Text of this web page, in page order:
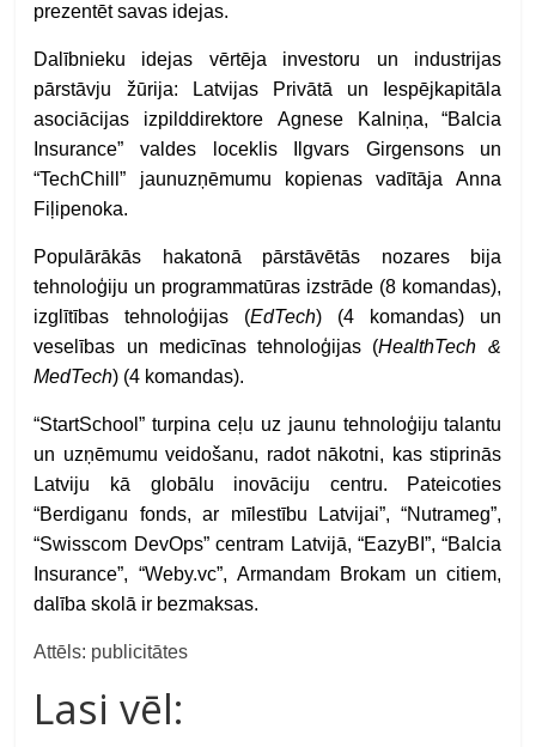
prezentēt savas idejas.
Dalībnieku idejas vērtēja investoru un industrijas
pārstāvju žūrija: Latvijas Privātā un Iespējkapitāla
asociācijas izpilddirektore Agnese Kalniņa, “Balcia
Insurance” valdes loceklis Ilgvars Girgensons un
“TechChill” jaunuzņēmumu kopienas vadītāja Anna
Fiļipenoka.
Populārākās hakatonā pārstāvētās nozares bija
tehnoloģiju un programmatūras izstrāde (8 komandas),
izglītības tehnoloģijas (EdTech) (4 komandas) un
veselības un medicīnas tehnoloģijas (HealthTech &
MedTech) (4 komandas).
“StartSchool” turpina ceļu uz jaunu tehnoloģiju talantu
un uzņēmumu veidošanu, radot nākotni, kas stiprinās
Latviju kā globālu inovāciju centru. Pateicoties
“Berdiganu fonds, ar mīlestību Latvijai”, “Nutrameg”,
“Swisscom DevOps” centram Latvijā, “EazyBI”, “Balcia
Insurance”, “Weby.vc”, Armandam Brokam un citiem,
dalība skolā ir bezmaksas.
Attēls: publicitātes
Lasi vēl: